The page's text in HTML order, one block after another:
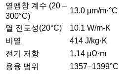
열팽창 계수 (20 –
300°C)
13.0 µm/m·°C
열 전도성(20°C)
10.1 W/m-K
비열
414 J/kg·K
전기 저항
1.14 µΩ·m
용융 범위
1357–1399°C